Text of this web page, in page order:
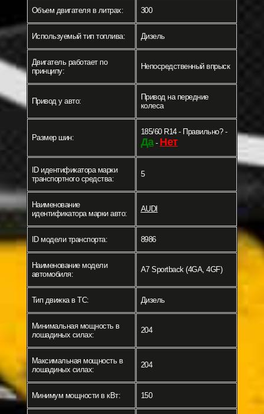
Объем двигателя в литрах: 300
Используемый тип топлива: Дизель
Двигатель работает по
принципу:
Непосредственный впрыск
Привод у авто:
Привод на передние
колеса
Размер шин:
185/60 R14 - Правильно? -
Да- Нет
ID идентификатора марки
транспортного средства:
5
Наименование
идентификатора марки авто:
AUDI
ID модели транспорта: 8986
Наименование модели
автомобиля:
A7 Sportback (4GA, 4GF)
Тип движка в ТС: Дизель
Минимальная мощность в
лошадиных силах:
204
Максимальная мощность в
лошадиных силах:
204
Минимум мощности в кВт: 150